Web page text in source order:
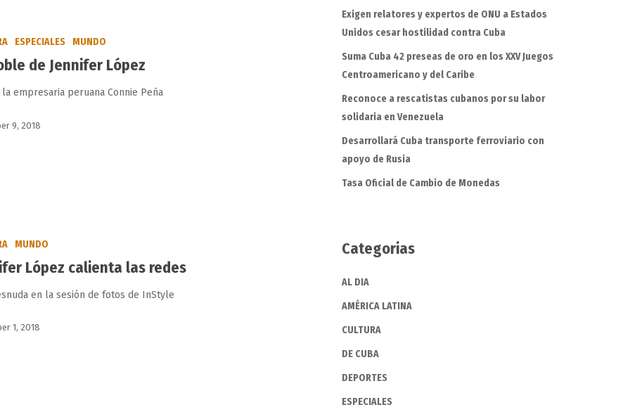
ESPECIALES MUNDO
de Jennifer López
empresaria peruana Connie Peña
9, 2018
MUNDO
López calienta las redes
en la sesión de fotos de InStyle
1, 2018
Exigen relatores y expertos de ONU a Estados
Unidos cesar hostilidad contra Cuba
Suma Cuba 42 preseas de oro en los XXV Juegos
Centroamericano y del Caribe
Reconoce a rescatistas cubanos por su labor
solidaria en Venezuela
Desarrollará Cuba transporte ferroviario con
apoyo de Rusia
Tasa Oficial de Cambio de Monedas
Categorias
AL DIA
AMÉRICA LATINA
CULTURA
DE CUBA
DEPORTES
ESPECIALES